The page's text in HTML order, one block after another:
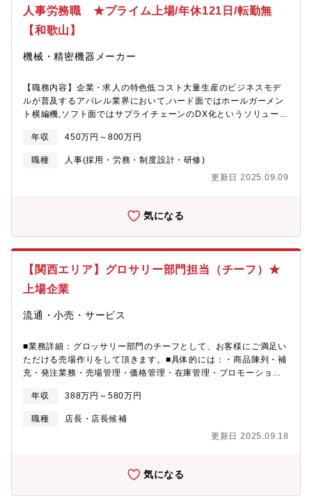
社負担■単身赴任手当（月50,000円）
舗以上を展開中。■スーパーの特徴各地の港や市場との深い取引が
あり、通常よりも24時間ほどお客様への早い提供が実現し、抜群
に足を運んでください！また来たくなるような清潔感やフロアの
「変わらぬ想いで変わり続けるスーパーマーケット」。1府6県の
ドミナント化を推進。綿密な戦略のもと積極的に出店していま
す。「近畿」「東海」の2つのエリアで市場シェアの確実な拡大を
進めています。それぞれのエリアに合わせた「食文化」「サービ
す。■4つの事業形態お客様の多様なニーズにお応えするため、価
格や品質などお客様に合わせた4事形態を展開中です。日々の食と
プライスカットなどを運営。＜各手当・制度補足＞通勤手当：月5
細は福利厚生欄参照）社会保険：社会保険完備退職金制度：退職
金ポイント制：従事した職位に応じて蓄積＜定年＞60歳＜教育制
度・資格補助補足＞・カスタマーサービス研修・新任役職者/経営
幹部/中堅幹部育成研修・加藤塾（基本５原則、インストアＭＤ、
ストアコンパリゾン）・計数/売場/労務管理・食品表示検定勉強
年金基金■従業員買物特典制度あり■オーカードポイント割増発行■
～/23,700円ー単身赴任寮：自己負担は月4,000円 ※年齢不問ー
社宅：自己負担は家賃の半額、敷金礼金・引越し代は会社負担■単
身赴任手当（月50,000円）
人事労務職 ★プライム上場/年休121日/転勤無
【和歌山】
機械・精密機器メーカー
【職務内容】企業・求人の特色低コスト大量生産のビジネスモデ
ルが普及するアパレル業界において,ハード面ではホールガーメン
ト横編機,ソフト面ではサプライチェーンのDX化というソリューシ
ップシェア企業 【仕事内容】入社後まずは、労務関連業務をお任
せ致します。具体的には、保険関連・勤怠管理・組合対応等をお
任せ致します。将来的には人事制度設計やグローバル人事に携わ
っていただくことを期待しております。【採用背景】2022年10月
くることで、より主体的にボトムアップのかたちで業務に取り組
さらに1名増員して,労務関連業務だけでなく人事制度改革に向け
【SDGs関連の取り組み】低コスト大量生産のビジネスモデルに伴
い,大量の売れ残り発生が課題のアパレル・ファッション業界にお
ルガーメント横編機」というソリューションを提案することで,"世
で、他研修や広報など6つのチームがあります。
年収 450万円～800万円
職種
人事(採用・労務・制度設計・研修)
更新日 2025.09.09
気になる
【関西エリア】グロサリー部門担当（チーフ）★
上場企業
流通・小売・サービス
■業務詳細：グロッサリー部門のチーフとして、お客様にご満足い
ただける売場作りをして頂きます。■具体的には：・商品陳列・補
充・発注業務・売場管理・価格管理・在庫管理・プロモーション
で、内10～15名が社員。（店舗規模により異なる）◎ゆくゆくは
店長として、売場の商品管理（陳列・発注など）やスタッフの労
務管理などの店舗運営業務をお任せします■キャリアパス：年に一
度、自己申告で様々な職種に挑戦できる制度も設けており、店長
いで上位役職が詰まっておらず、スピーディなステップアップが
年収 388万円～580万円
職種
店長・店長候補
更新日 2025.09.18
気になる